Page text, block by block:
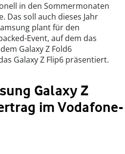
in den Sommermonaten
Das soll auch dieses Jahr
plant für den
Event, auf dem das
Galaxy Z Fold6
Galaxy Z Flip6 präsentiert.
Galaxy Z
im Vodafone-